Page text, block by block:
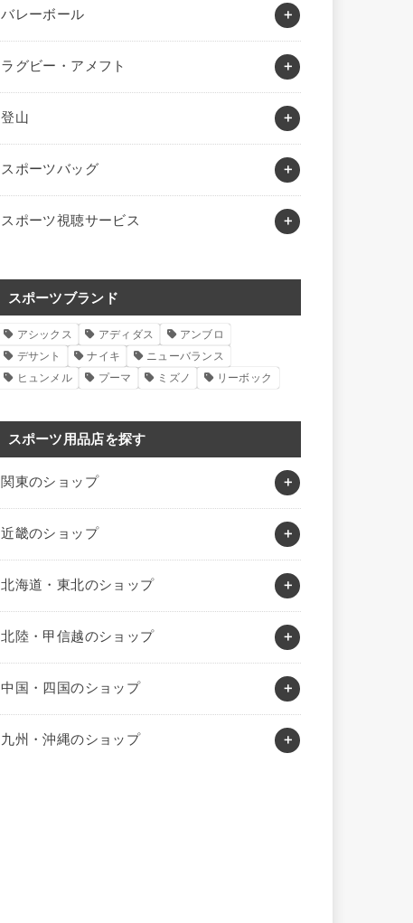
バレーボール
ラグビー・アメフト
登山
スポーツバッグ
スポーツ視聴サービス
スポーツブランド
アシックス アディダス
アンブロ
デサント
ナイキ
ニューバランス
ヒュンメル
プーマ ミズノ リーボック
スポーツ用品店を探す
関東のショップ
近畿のショップ
北海道・東北のショップ
北陸・甲信越のショップ
中国・四国のショップ
九州・沖縄のショップ